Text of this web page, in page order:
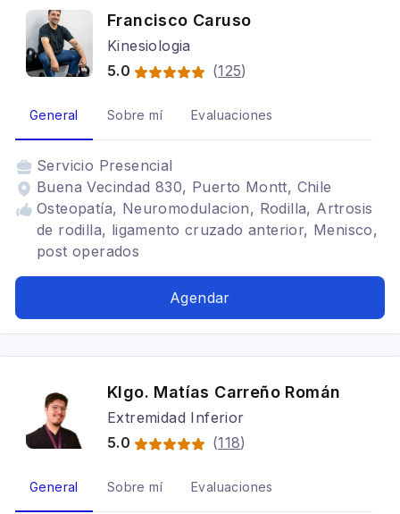
Francisco Caruso
Kinesiologia
5.0
(125)
General Sobre mí Evaluaciones
Servicio Presencial
Buena Vecindad 830, Puerto Montt, Chile
Osteopatía, Neuromodulacion, Rodilla, Artrosis
de rodilla, ligamento cruzado anterior, Menisco,
post operados
Agendar
Klgo. Matías Carreño Román
Extremidad Inferior
5.0
(118)
General Sobre mí Evaluaciones